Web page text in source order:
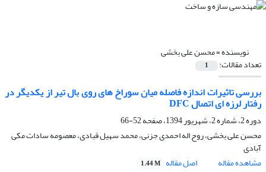
نویسنده =محسن علی بخشی
تعداد مقالات: 1
بررسی تاثیرات اندازه فاصله میان سوراخ های روی بال تیر از یکدیگر در
رفتار لرزه ای اتصال DFC
دوره 2، شماره 2، شهریور 1394، صفحه
52-66
محسن علی بخشی، روح اله احمدی جزنی، محمد سهیل قبادی، معصومه سادات مکی
آبادی
مشاهده مقاله
اصل مقاله 1.44 M